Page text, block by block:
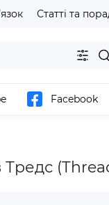
Статті та
Facebook
Тредс